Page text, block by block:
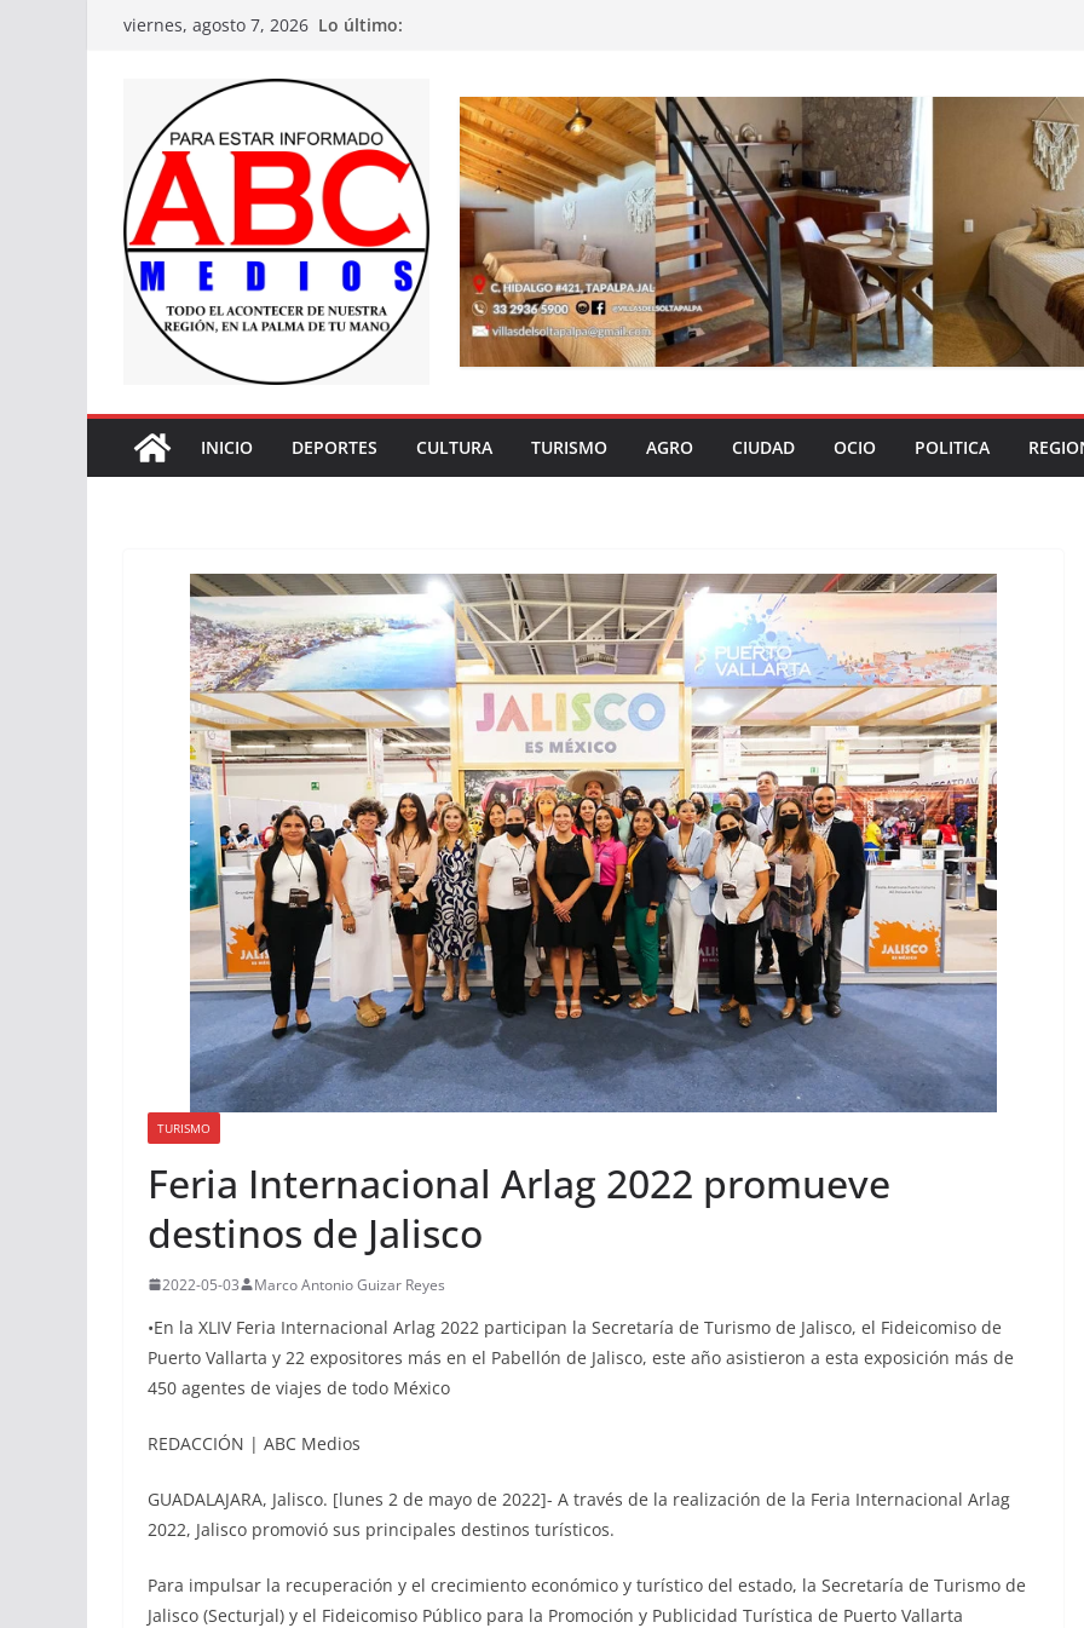
Saltarviernes, agosto 7, 2026 Lo último:
INICIO DEPORTES CULTURA TURISMO AGRO CIUDAD OCIO POLITICA
TURISMO
Feria Internacional Arlag 2022 promueve
destinos de Jalisco
2022-05-03 Marco Antonio Guizar Reyes
•En la XLIV Feria Internacional Arlag 2022 participan la Secretaría de Turismo de Jalisco, el Fideicomiso de
Puerto Vallarta y 22 expositores más en el Pabellón de Jalisco, este año asistieron a esta exposición más de
450 agentes de viajes de todo México
REDACCIÓN | ABC Medios
GUADALAJARA, Jalisco. [lunes 2 de mayo de 2022]- A través de la realización de la Feria Internacional Arlag
2022, Jalisco promovió sus principales destinos turísticos.
Para impulsar la recuperación y el crecimiento económico y turístico del estado, la Secretaría de Turismo de
Jalisco (Secturjal) y el Fideicomiso Público para la Promoción y Publicidad Turística de Puerto Vallarta